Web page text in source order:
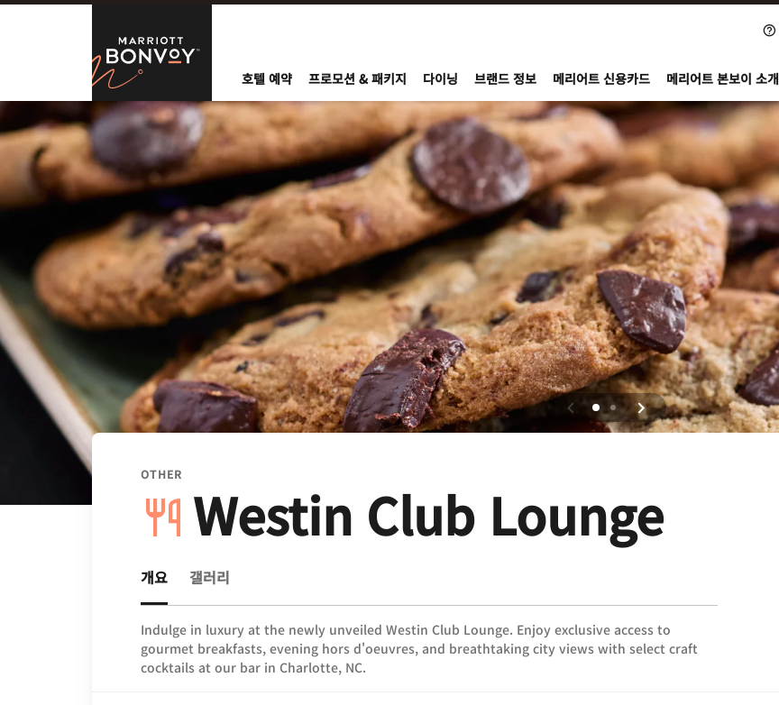
Skip to Content
Marriott Bonvoy
호텔 예약 프로모션 & 패키지 다이닝 브랜드 정보 메리어트 신용카드 메리어트 본보이 소개
OTHER
Westin Club Lounge
개요 갤러리
Indulge in luxury at the newly unveiled Westin Club Lounge. Enjoy exclusive access to
gourmet breakfasts, evening hors d'oeuvres, and breathtaking city views with select craft
cocktails at our bar in Charlotte, NC.